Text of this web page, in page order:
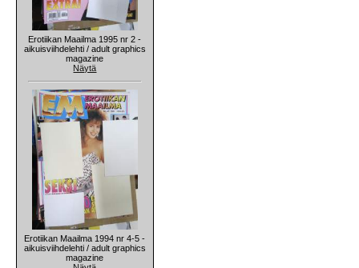
Erotiikan Maailma 1995 nr 2 -
aikuisviihdelehti / adult graphics
magazine
Näytä
Erotiikan Maailma 1994 nr 4-5 -
aikuisviihdelehti / adult graphics
magazine